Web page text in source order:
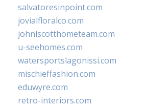
salvatoresinpoint.com
jovialfloralco.com
johnlscotthometeam.com
u-seehomes.com
watersportslagonissi.com
mischieffashion.com
eduwyre.com
retro-interiors.com